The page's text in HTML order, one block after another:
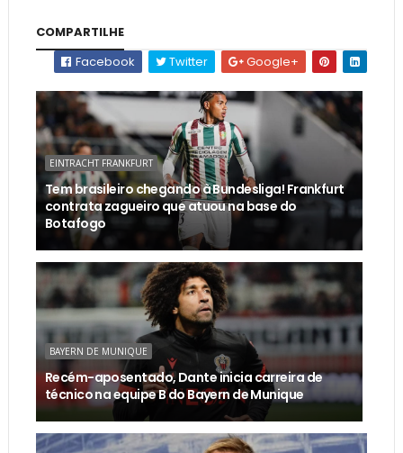
COMPARTILHE
Facebook
Twitter Google+
EINTRACHT FRANKFURT
Tem brasileiro chegando à Bundesliga! Frankfurt
contrata zagueiro que atuou na base do
Botafogo
BAYERN DE MUNIQUE
Recém-aposentado, Dante inicia carreira de
técnico na equipe B do Bayern de Munique